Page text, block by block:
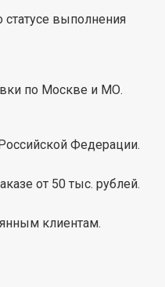
выполнения
по Москве и МО.
Федерации.
от 50 тыс. рублей.
клиентам.